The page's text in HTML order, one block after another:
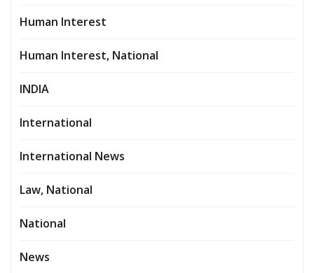
Human Interest
Human Interest, National
INDIA
International
International News
Law, National
National
News